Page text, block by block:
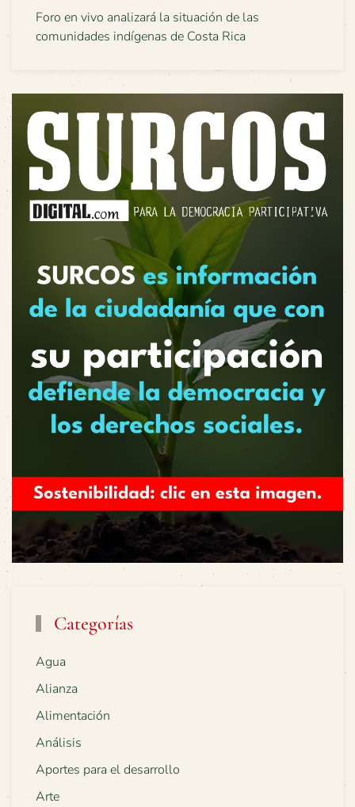
Foro en vivo analizará la situación de las
comunidades indígenas de Costa Rica
Categorías
Agua
Alianza
Alimentación
Análisis
Aportes para el desarrollo
Arte